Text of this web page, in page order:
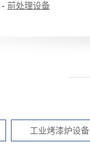
- 前处理设备
工业烤漆炉设备